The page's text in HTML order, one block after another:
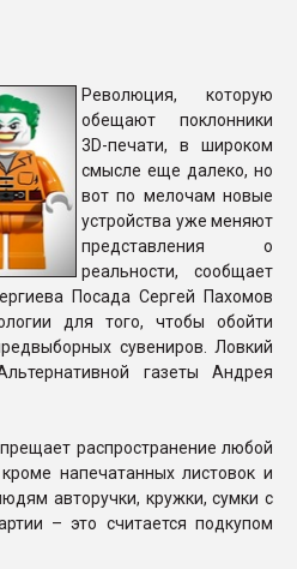
Революция, которую
обещают поклонники
3D-печати, в широком
смысле еще далеко, но
вот по мелочам новые
устройства уже меняют
представления о
реальности, сообщает
Посада Сергей Пахомов
для того, чтобы обойти
сувениров. Ловкий
газеты Андрея
распространение любой
напечатанных листовок и
авторучки, кружки, сумки с
– это считается подкупом